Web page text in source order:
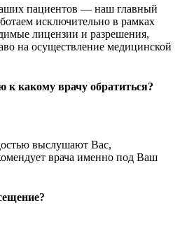
пациентов — наш главный
исключительно в рамках
лицензии и разрешения,
на осуществление медицинской
к какому врачу обратиться?
выслушают Вас,
врача именно под Ваш